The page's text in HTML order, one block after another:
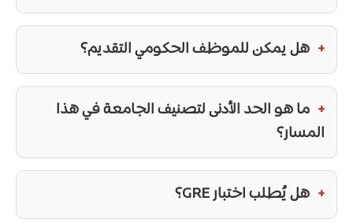
هل يمكن للموظف الحكومي التقديم؟
ما هو الحد الأدنى لتصنيف الجامعة في هذا
المسار؟
هل يُطلب اختبار GRE؟